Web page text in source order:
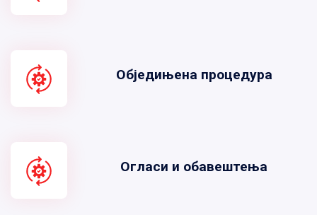
Обједињена процедура
Огласи и обавештења